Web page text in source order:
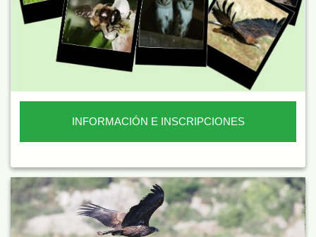
INFORMACIÓN E INSCRIPCIONES